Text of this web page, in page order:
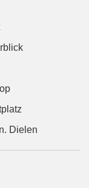
Dielen